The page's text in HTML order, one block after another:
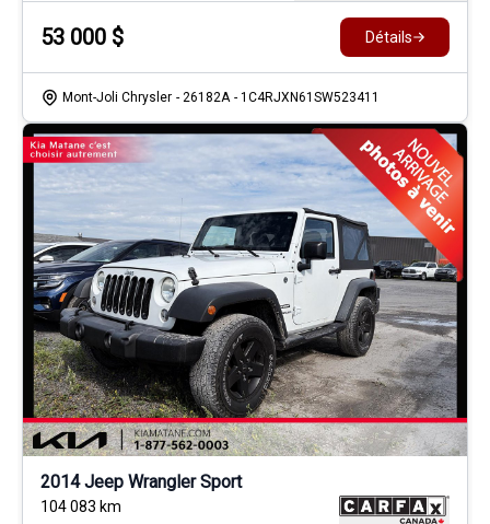
53 000 $ Détails
Mont-Joli Chrysler - 26182A - 1C4RJXN61SW523411
2014 Jeep Wrangler Sport
104 083 km